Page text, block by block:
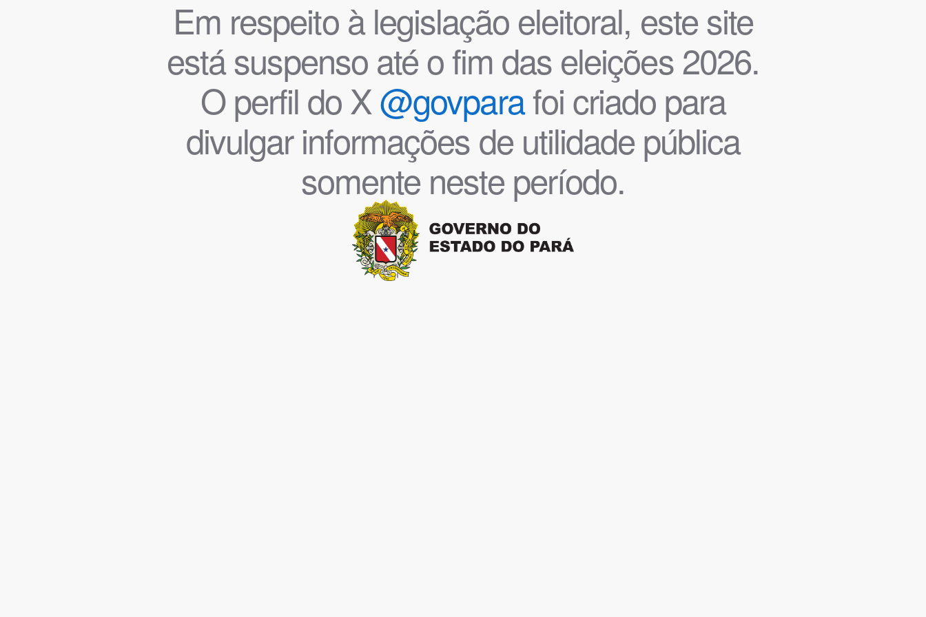
Em respeito à legislação eleitoral, este site
está suspenso até o fim das eleições 2026.
O perfil do X@govparafoi criado para
divulgar informações de utilidade pública
somente neste período.